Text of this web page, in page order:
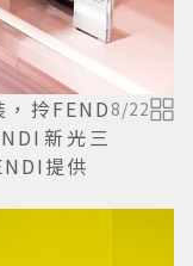
拎FEND
新光三
提供
8/22